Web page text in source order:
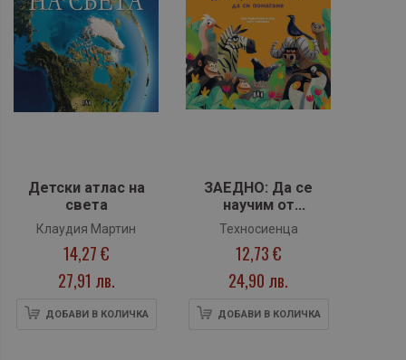
Детски атлас на
света
Клаудия Мартин
14,27 €
27,91 лв.
ДОБАВИ В КОЛИЧКА
ЗАЕДНО: Да се
научим от
животните да си
помагаме
Техносиенца
12,73 €
24,90 лв.
ДОБАВИ В КОЛИЧКА